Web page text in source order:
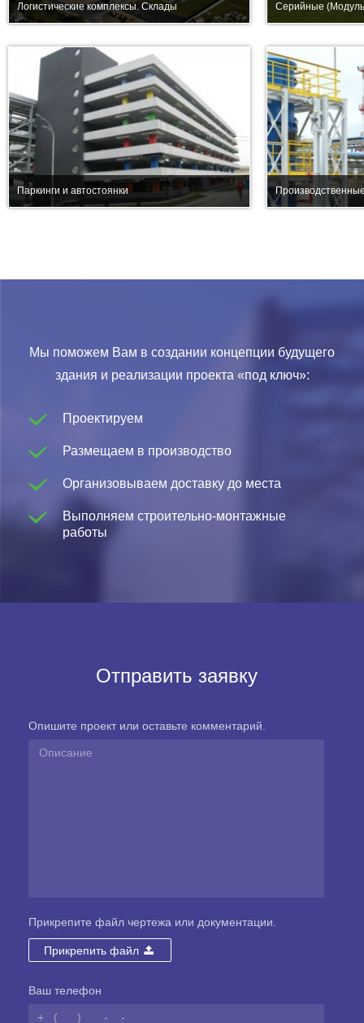
Логистические комплексы. Склады Серийные
Паркинги и автостоянки
Мы поможем Вам в создании концепции будущего
здания и реализации проекта «под ключ»:
Проектируем
Размещаем в производство
Организовываем доставку до места
Выполняем строительно-монтажные
работы
Отправить заявку
Опишите проект или оставьте комментарий.
Прикрепите файл чертежа или документации.
Прикрепить файл
Ваш телефон